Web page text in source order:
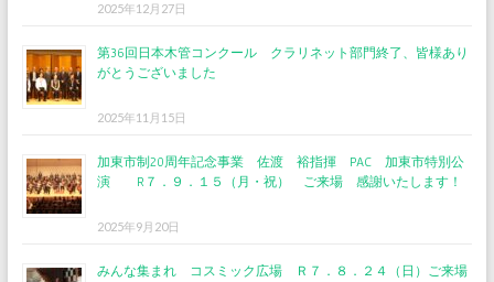
2025年12月27日
第36回日本木管コンクール クラリネット部門終了、皆様あり
がとうございました
2025年11月15日
加東市制20周年記念事業 佐渡 裕指揮 PAC 加東市特別公
演 R７．９．１５（月・祝） ご来場 感謝いたします！
2025年9月20日
みんな集まれ コスミック広場 Ｒ７．８．２４（日）ご来場